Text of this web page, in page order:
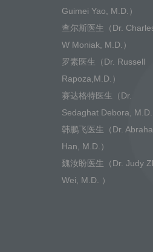
Guimei Yao, M.D.）
查尔斯医生（Dr.
W Moniak, M.D.）
罗素医生（Dr. Russell
Rapoza,M.D.）
赛达格特医生（Dr.
Sedaghat Debora, M.D.
韩鹏飞医生（Dr.
Han, M.D.）
魏汝盼医生（Dr. Judy
Wei, M.D. ）